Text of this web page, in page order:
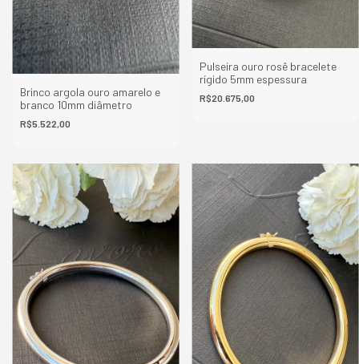
Brinco argola ouro amarelo e
branco 10mm diâmetro
R$5.522,00
Pulseira ouro rosê bracelete
rígido 5mm espessura
R$20.675,00